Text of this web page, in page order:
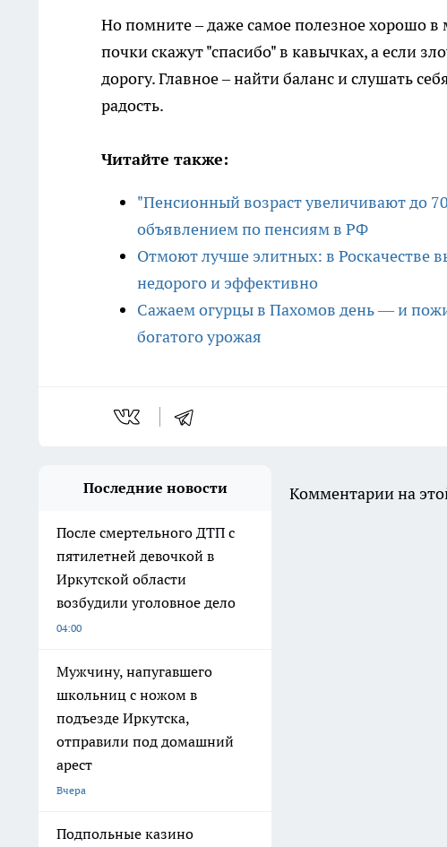
Но помните – даже самое полезное хорошо
почки скажут "спасибо" в кавычках, а если
дорогу. Главное – найти баланс и слушать
радость.
Читайте также:
"Пенсионный возраст увеличивают до
объявлением по пенсиям в РФ
Отмоют лучше элитных: в Роскачестве
недорого и эффективно
Сажаем огурцы в Пахомов день — и
богатого урожая
Последние новости
После смертельного ДТП с
пятилетней девочкой в
Иркутской области
возбудили уголовное дело
04:00
Мужчину, напугавшего
школьниц с ножом в
подъезде Иркутска,
отправили под домашний
арест
Вчера
Подпольные казино
Комментарии на